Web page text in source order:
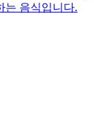
는 음식입니다.